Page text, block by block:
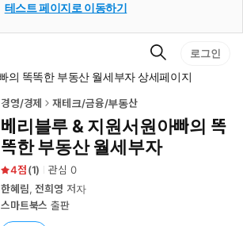
테스트 페이지로 이동하기
검
색
로그인
의 똑똑한 부동산 월세부자 상세페이지
경영/경제 재테크/금융/부동산
베리블루 & 지원서원아빠의 똑
똑한 부동산 월세부자
4 (1) 관심 0
한혜림,전희영 저자
스마트북스 출판